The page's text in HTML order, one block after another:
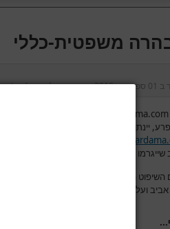
משפטית-כללי
ב 01 ספטמבר 2013 נכתב על ידידר' גרג'י
www.hardama.com
והגורמים המפעילים
יינתן כסדרו ללא הפסקות והפרעות ו/או
והגורמים המפעילים לא
שייגרמו למשתמש באתר או לרכושו עקב כך
השיפוט הבלעדי בגין כל עניין הנובע
ועל השימוש באתר יחולו אך ורק דיני